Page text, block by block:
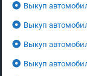
Выкуп
Выкуп
Выкуп
Выкуп